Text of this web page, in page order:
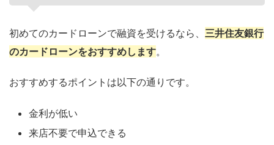
初めてのカードローンで融資を受けるなら、 三井住友銀行
のカードローンをおすすめします。
おすすめするポイントは以下の通りです。
金利が低い
来店不要で申込できる